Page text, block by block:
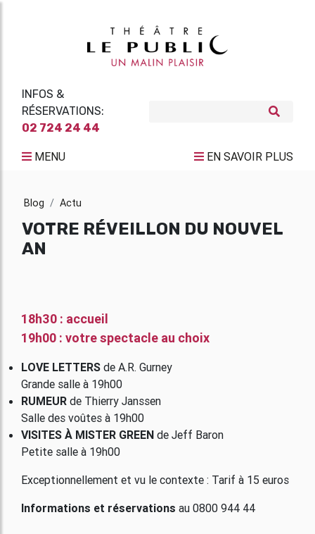
INFOS &
RÉSERVATIONS:
02 724 24 44
MENU EN SAVOIR PLUS
Blog Actu
VOTRE RÉVEILLON DU NOUVEL
AN
18h30 : accueil
19h00 : votre spectacle au choix
LOVE LETTERS de A.R. Gurney
Grande salle à 19h00
RUMEUR de Thierry Janssen
Salle des voûtes à 19h00
VISITES À MISTER GREEN de Jeff Baron
Petite salle à 19h00
Exceptionnellement et vu le contexte : Tarif à 15 euros
Informations et réservations au 0800 944 44